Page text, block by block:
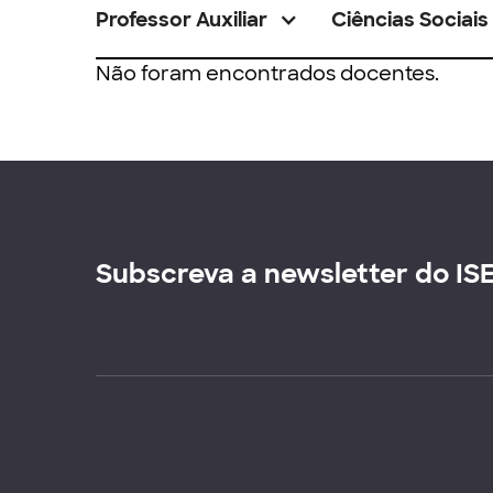
Professor Auxiliar Ciências Sociais
Não foram encontrados docentes.
Subscreva a newsletter do